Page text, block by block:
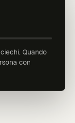
Quando
con